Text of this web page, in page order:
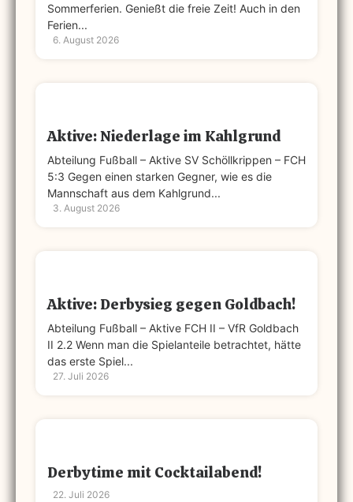
Sommerferien. Genießt die freie Zeit! Auch in den
Ferien...
6. August 2026
Aktive: Niederlage im Kahlgrund
Abteilung Fußball – Aktive SV Schöllkrippen – FCH
5:3 Gegen einen starken Gegner, wie es die
Mannschaft aus dem Kahlgrund...
3. August 2026
Aktive: Derbysieg gegen Goldbach!
Abteilung Fußball – Aktive FCH II – VfR Goldbach
II 2.2 Wenn man die Spielanteile betrachtet, hätte
das erste Spiel...
27. Juli 2026
Derbytime mit Cocktailabend!
22. Juli 2026